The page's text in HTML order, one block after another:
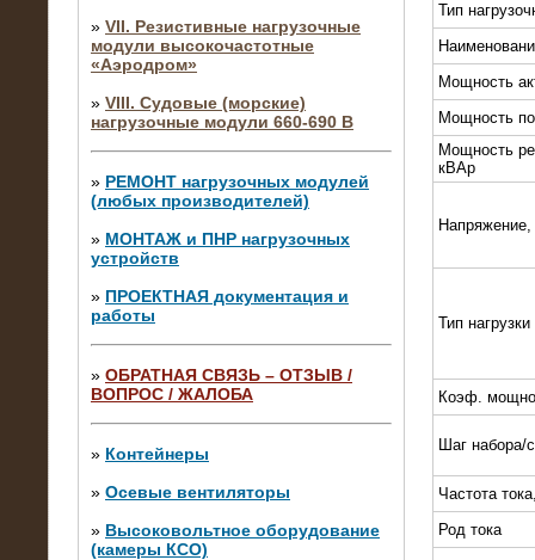
» VII. Резистивные нагрузочные
модули высокочастотные
«Аэродром»
» VIII. Судовые (морские)
нагрузочные модули 660-690 В
» РЕМОНТ нагрузочных модулей
(любых производителей)
» МОНТАЖ и ПНР нагрузочных
устройств
» ПРОЕКТНАЯ документация и
работы
» ОБРАТНАЯ СВЯЗЬ – ОТЗЫВ /
ВОПРОС / ЖАЛОБА
» Контейнеры
» Осевые вентиляторы
» Высоковольтное оборудование
(камеры КСО)
10.04.2015
Аренда нагрузочного модуля 4 МВт,
10 кВ
Тип
Мощность
Мощность
Мощность
кВАр
Тип нагрузки
Коэф.
Шаг набора/
Частота
Род тока